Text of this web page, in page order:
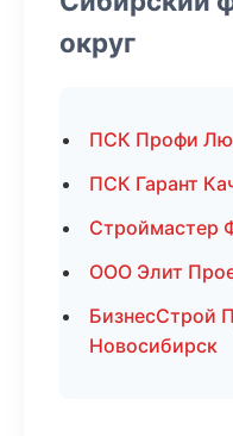
округ
ПСК Профи
ПСК Гарант
Строймастер
ООО Элит
БизнесСтрой
Новосибирск